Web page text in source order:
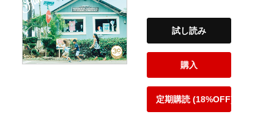
試し読み
購入
定期購読 (18%OFF)